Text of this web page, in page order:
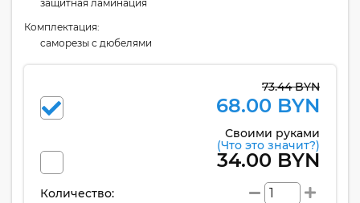
защитная ламинация
Комплектация:
cаморезы с дюбелями
73.44 BYN
68.00 BYN
Своими руками
(Что это значит?)
34.00 BYN
Количество: